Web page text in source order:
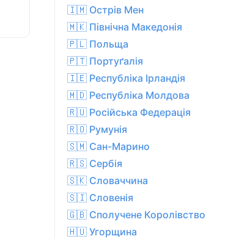
🇮🇲 Острів Мен
🇲🇰 Північна Македонія
🇵🇱 Польща
🇵🇹 Портуґалія
🇮🇪 Республіка Ірландія
🇲🇩 Республіка Молдова
🇷🇺 Російська Федерація
🇷🇴 Румунія
🇸🇲 Сан-Марино
🇷🇸 Сербія
🇸🇰 Словаччина
🇸🇮 Словенія
🇬🇧 Сполучене Королівство
🇭🇺 Угорщина